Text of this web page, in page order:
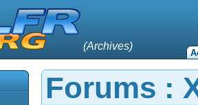
(Archives)
Forums :